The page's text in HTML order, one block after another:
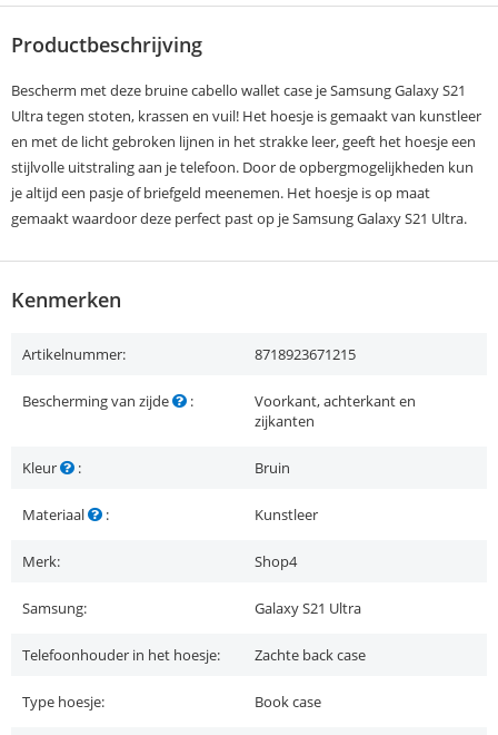
Productbeschrijving
Bescherm met deze bruine cabello wallet case je Samsung Galaxy S21
Ultra tegen stoten, krassen en vuil! Het hoesje is gemaakt van kunstleer
en met de licht gebroken lijnen in het strakke leer, geeft het hoesje een
stijlvolle uitstraling aan je telefoon. Door de opbergmogelijkheden kun
je altijd een pasje of briefgeld meenemen. Het hoesje is op maat
gemaakt waardoor deze perfect past op je Samsung Galaxy S21 Ultra.
Kenmerken
Artikelnummer: 8718923671215
Bescherming van zijde :
Voorkant, achterkant en
zijkanten
Kleur : Bruin
Materiaal : Kunstleer
Merk: Shop4
Samsung: Galaxy S21 Ultra
Telefoonhouder in het hoesje: Zachte back case
Type hoesje: Book case